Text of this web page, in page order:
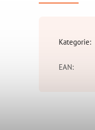
Kategorie:
EAN: